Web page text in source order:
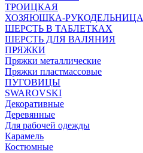
ТРОИЦКАЯ
ХОЗЯЮШКА-РУКОДЕЛЬНИЦА
ШЕРСТЬ В ТАБЛЕТКАХ
ШЕРСТЬ ДЛЯ ВАЛЯНИЯ
ПРЯЖКИ
Пряжки металлические
Пряжки пластмассовые
ПУГОВИЦЫ
SWAROVSKI
Декоративные
Деревянные
Для рабочей одежды
Карамель
Костюмные